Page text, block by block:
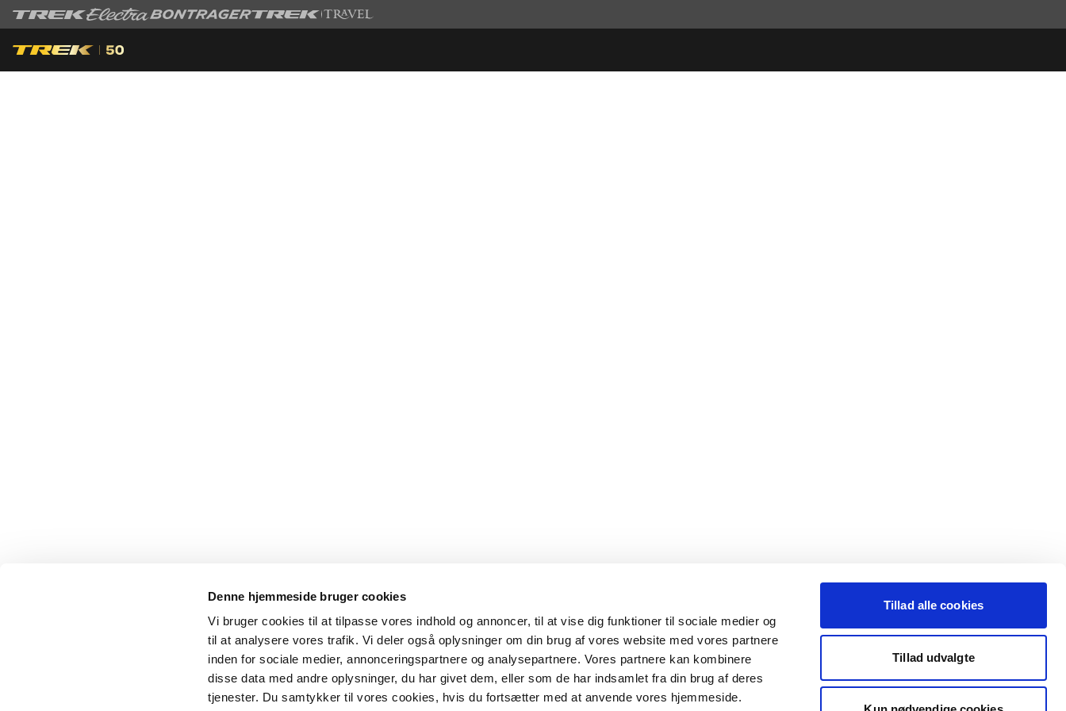
Denne hjemmeside bruger cookies
Vi bruger cookies til at tilpasse vores indhold og annoncer, til at vise dig funktioner til sociale medier og
til at analysere vores trafik. Vi deler også oplysninger om din brug af vores website med vores partnere
inden for sociale medier, annonceringspartnere og analysepartnere. Vores partnere kan kombinere
disse data med andre oplysninger, du har givet dem, eller som de har indsamlet fra din brug af deres
tjenester. Du samtykker til vores cookies, hvis du fortsætter med at anvende vores hjemmeside.
Tillad alle cookies
Tillad udvalgte